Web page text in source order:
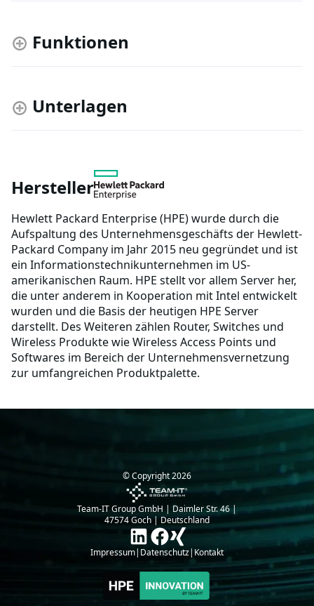
Funktionen
Unterlagen
Hersteller
Hewlett Packard Enterprise (HPE) wurde durch die
Aufspaltung des Unternehmensgeschäfts der Hewlett-
Packard Company im Jahr 2015 neu gegründet und ist
ein Informationstechnikunternehmen im US-
amerikanischen Raum. HPE stellt vor allem Server her,
die unter anderem in Kooperation mit Intel entwickelt
wurden und die Basis der heutigen HPE Server
darstellt. Des Weiteren zählen Router, Switches und
Wireless Produkte wie Wireless Access Points und
Softwares im Bereich der Unternehmensvernetzung
zur umfangreichen Produktpalette.
© Copyright2026
Team-IT Group GmbH | Daimler Str. 46 |
47574 Goch | Deutschland
Impressum| Datenschutz| Kontakt